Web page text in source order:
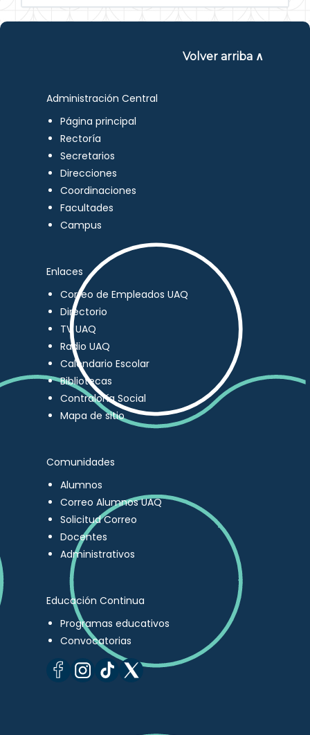
Volver arriba ∧
Administración Central
Página principal
Rectoría
Secretarios
Direcciones
Coordinaciones
Facultades
Campus
Enlaces
Correo de Empleados UAQ
Directorio
TV UAQ
Radio UAQ
Calendario Escolar
Bibliotecas
Contraloría Social
Mapa de sitio
Comunidades
Alumnos
Correo Alumnos UAQ
Solicitud Correo
Docentes
Administrativos
Educación Continua
Programas educativos
Convocatorias